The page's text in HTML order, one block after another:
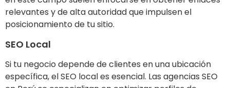
relevantes y de alta autoridad que impulsen el
posicionamiento de tu sitio.
SEO Local
Si tu negocio depende de clientes en una ubicación
específica, el SEO local es esencial. Las agencias SEO